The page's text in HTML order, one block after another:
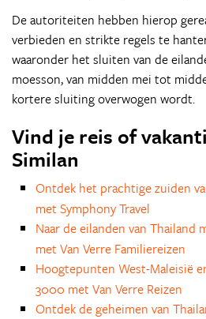
De autoriteiten hebben hierop
verbieden en strikte regels te
waaronder het sluiten van de
moesson, van midden mei tot
kortere sluiting overwogen wordt.
Vind je reis of
Similan
Ontdek het prachtige zuiden
met Symphony Travel
Naar de eilanden van Thailand
met Van Verre Familiereizen
Hoogtepunten West-Maleisië
3000 met Van Verre Reizen
Ontdek de geheimen van